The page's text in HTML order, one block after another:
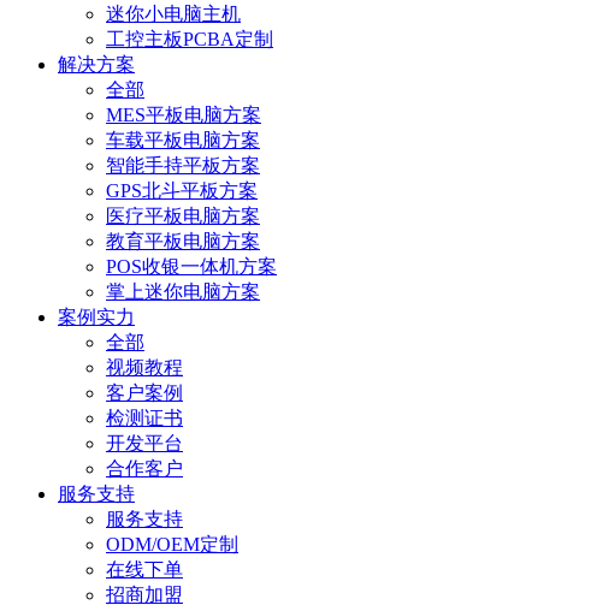
迷你小电脑主机
工控主板PCBA定制
解决方案
全部
MES平板电脑方案
车载平板电脑方案
智能手持平板方案
GPS北斗平板方案
医疗平板电脑方案
教育平板电脑方案
POS收银一体机方案
掌上迷你电脑方案
案例实力
全部
视频教程
客户案例
检测证书
开发平台
合作客户
服务支持
服务支持
ODM/OEM定制
在线下单
招商加盟